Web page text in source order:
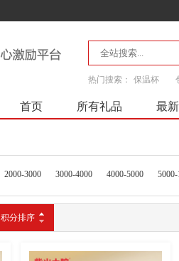
热门搜索： 保温杯
首页 所有礼品 最
2000-3000 3000-4000 4000-5000
积分排序